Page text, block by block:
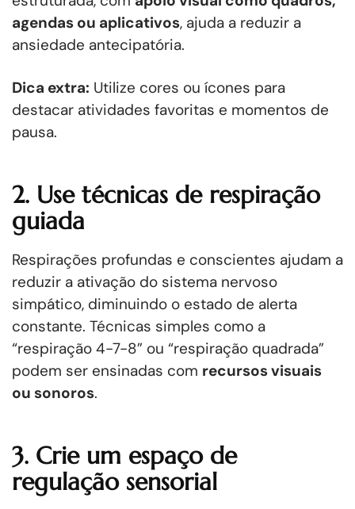
agendas ou aplicativos, ajuda a reduzir a
ansiedade antecipatória.
Dica extra: Utilize cores ou ícones para
destacar atividades favoritas e momentos de
pausa.
2. Use técnicas de respiração
guiada
Respirações profundas e conscientes ajudam a
reduzir a ativação do sistema nervoso
simpático, diminuindo o estado de alerta
constante. Técnicas simples como a
“respiração 4-7-8” ou “respiração quadrada”
podem ser ensinadas com recursos visuais
ou sonoros.
3. Crie um espaço de
regulação sensorial